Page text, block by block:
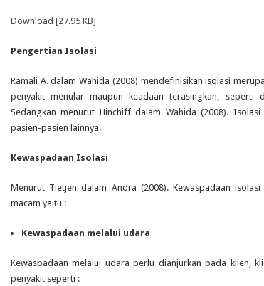
Download [27.95 KB]
Pengertian Isolasi
Ramali A. dalam Wahida (2008) mendefinisikan isolasi
penyakit menular maupun keadaan terasingkan, seperti
Sedangkan menurut Hinchiff dalam Wahida (2008).
pasien-pasien lainnya.
Kewaspadaan Isolasi
Menurut Tietjen dalam Andra (2008). Kewaspadaan
macam yaitu :
Kewaspadaan melalui udara
Kewaspadaan melalui udara perlu dianjurkan pada klien,
penyakit seperti :